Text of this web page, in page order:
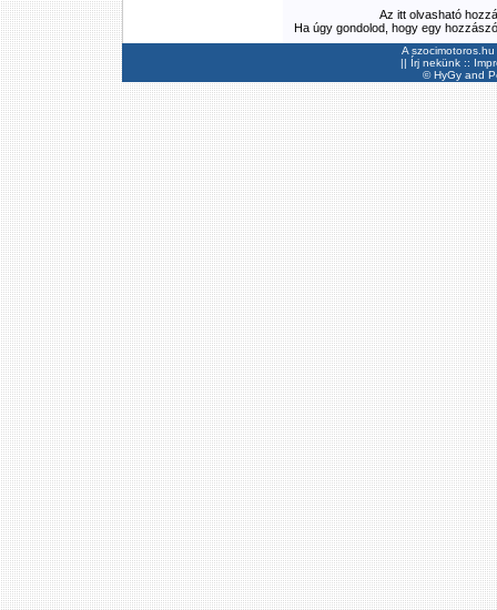
Az itt olvasható
Ha úgy gondolod, hogy egy
A
|| Írj nekünk ::
©HyGyand